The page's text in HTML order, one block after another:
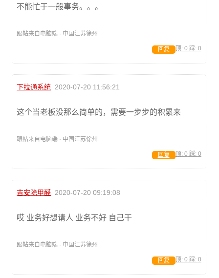
不能忙于一般事务。。。
跟帖来自电脑端 · 中国江苏徐州
顶: 0 踩: 0
回复
下拉通系统 2020-07-20 11:56:21
这个当老板没那么简单的，需要一步步的积累来
跟帖来自电脑端 · 中国江苏徐州
顶: 0 踩: 0
回复
吉安除甲醛 2020-07-20 09:19:08
哎 业务好想请人 业务不好 自己干
跟帖来自电脑端 · 中国江苏徐州
顶: 0 踩: 0
回复